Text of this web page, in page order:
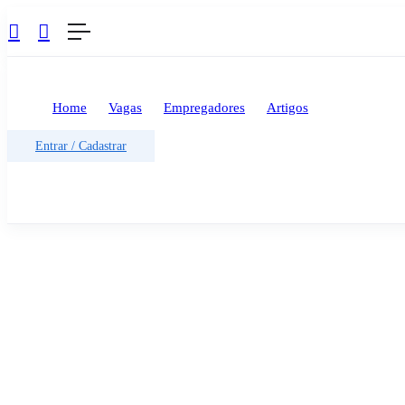
Home Vagas Empregadores Artigos
Entrar / Cadastrar